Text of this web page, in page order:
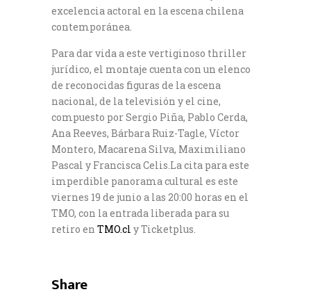
excelencia actoral en la escena chilena
contemporánea.
Para dar vida a este vertiginoso thriller
jurídico, el montaje cuenta con un elenco
de reconocidas figuras de la escena
nacional, de la televisión y el cine,
compuesto por Sergio Piña, Pablo Cerda,
Ana Reeves, Bárbara Ruiz-Tagle, Víctor
Montero, Macarena Silva, Maximiliano
Pascal y Francisca Celis.La cita para este
imperdible panorama cultural es este
viernes 19 de junio a las 20:00 horas en el
TMO, con la entrada liberada para su
retiro en TMO.cl y Ticketplus.
Share